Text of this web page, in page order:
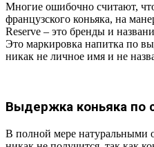
Многие ошибочно считают,
французского коньяка, на
Reserve – это бренды и
Это маркировка напитка по
никак не личное имя и не
Выдержка коньяка по
В полной мере натуральными